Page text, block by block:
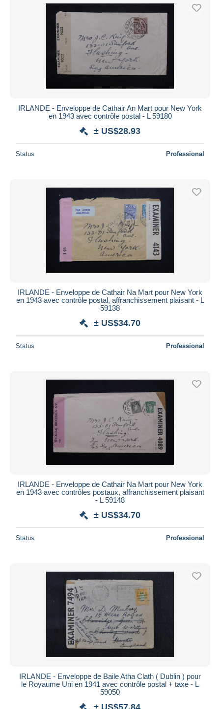
IRLANDE - Enveloppe de Cathair An Mart pour New York
en 1943 avec contrôle postal - L 59180
± US$28.93
Status Professional
IRLANDE - Enveloppe de Cathair Na Mart pour New York
en 1943 avec contrôle postal, affranchissement plaisant - L
59138
± US$34.70
Status Professional
IRLANDE - Enveloppe de Cathair Na Mart pour New York
en 1943 avec contrôles postaux, affranchissement plaisant
- L 59148
± US$34.70
Status Professional
IRLANDE - Enveloppe de Baile Atha Clath ( Dublin ) pour
le Royaume Uni en 1941 avec contrôle postal + taxe - L
59050
± US$57.84